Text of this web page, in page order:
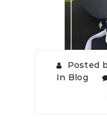
Posted
In Blog